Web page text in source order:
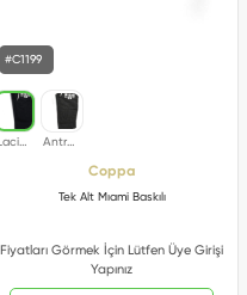
#C1199
Coppa
Tek Alt Mıami Baskılı
Fiyatları Görmek İçin Lütfen Üye Girişi
Yapınız